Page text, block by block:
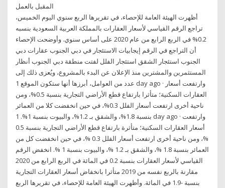
المقبل بالعمل
أظهرت الهيئة العامة للإحصاء، في تقريرها الربع سنوي اليوم الخميس،
تراجع الرقم القياسي لأسعار العقارات بالمملكة العربية السعودية بنسبه
0.2% في الربع الرابع من عام 2020 على أساس سنوي. وأوضحت الإحصاء
أن التراجع في الرقم إيجابيات الاستئجار في دبي الجنوب عقارات دبي
الجنوب استئجار الشقق استئجار الفلل لفتت منطقة دبي الجنوب أنظار
المستثمرين والمشترين منذ الإعلان عن البدء بالمشروع، ويُعزى ذلك إلى
عدد من العوامل، أبرزها أنها ستكون الموقع 1 day ago · وارتفعت أسعار
العقارات السكنية؛ متأثرا بارتفاع قطع الأراضي التجارية بنسبة 0.5%، ومن
ناحية أخرى ارتفعت أسعار الفلل 0.3%، في حين انخفضت كلا من العمائر
بنسبة 1.8%، والشقق بـ 1.2%، والبيوت بنسبة 1%. 1 day ago · وارتفعت
أسعار العقارات السكنية؛ متأثرة بارتفاع قطع الأراضي التجارية بنسبة 0.5
%، ومن ناحية أخرى ارتفعت أسعار الفلل 0.3 %، في حين انخفضت كل من
العمائر بنسبة 1.8 %، والشقق بـ 1.2 %، والبيوت بنسبة 1 %. انخفض الرقم
القياسي لأسعار العقارات بنسبة 0.2 في المائة في الربع الرابع من 2020
مقارنة بالربع نفسه من 2019 متأثرا بانخفاض أسعار العقارات التجارية
بنسبة -1.9 في المائة. وأظهرت الهيئة العامة للإحصاء، في تقريرها الربع